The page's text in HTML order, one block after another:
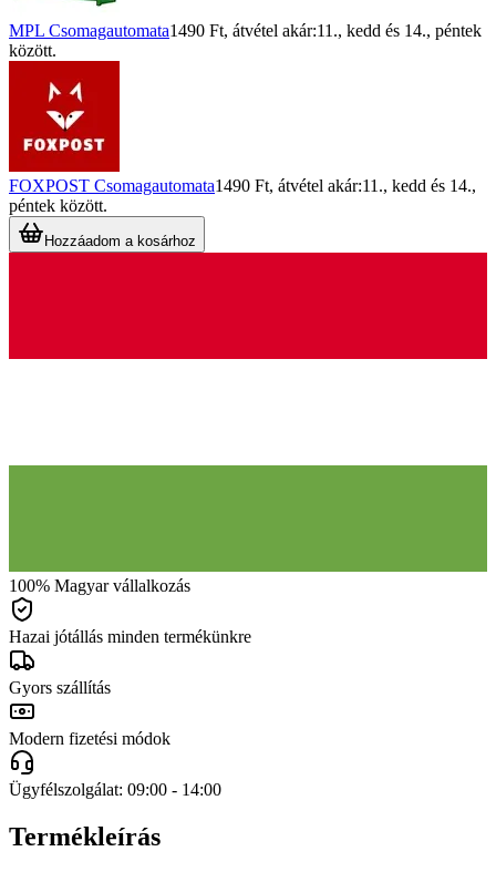
MPL Csomagautomata1490 Ft, átvétel akár:11., kedd és 14., péntek
között.
FOXPOST Csomagautomata1490 Ft, átvétel akár:11., kedd és 14.,
péntek között.
Hozzáadom a kosárhoz
100% Magyar vállalkozás
Hazai jótállás minden termékünkre
Gyors szállítás
Modern fizetési módok
Ügyfélszolgálat: 09:00 - 14:00
Termékleírás